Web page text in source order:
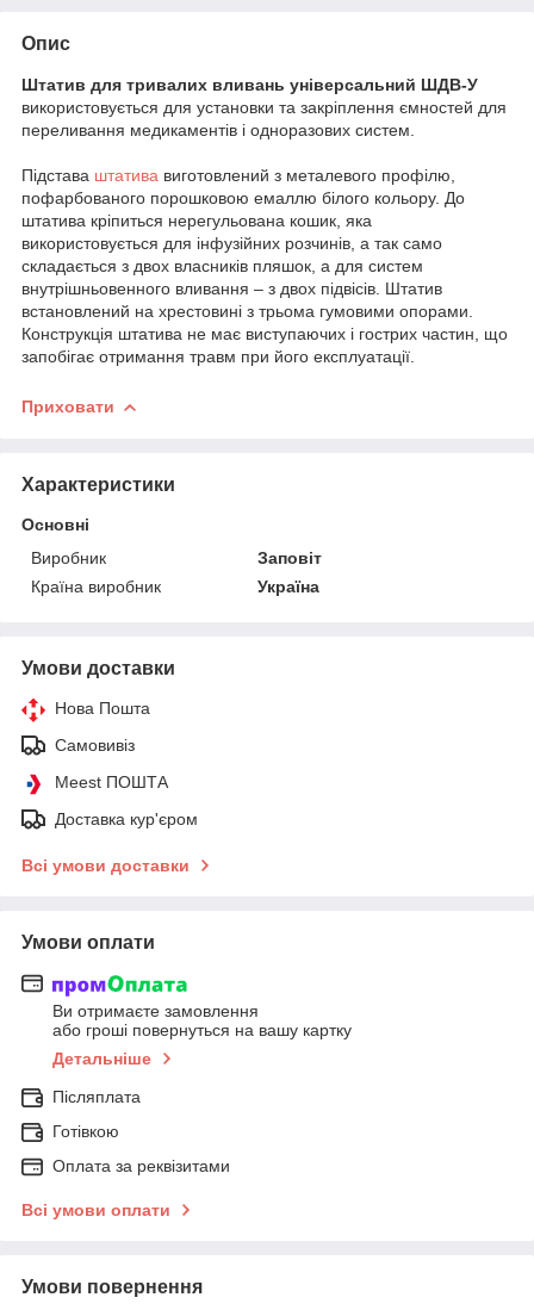
Опис
Штатив для тривалих вливань універсальний ШДВ-У
використовується для установки та закріплення ємностей для
переливання медикаментів і одноразових систем.
Підстава штатива виготовлений з металевого профілю,
пофарбованого порошковою емаллю білого кольору. До
штатива кріпиться нерегульована кошик, яка
використовується для інфузійних розчинів, а так само
складається з двох власників пляшок, а для систем
внутрішньовенного вливання – з двох підвісів. Штатив
встановлений на хрестовині з трьома гумовими опорами.
Конструкція штатива не має виступаючих і гострих частин, що
запобігає отримання травм при його експлуатації.
Приховати
Характеристики
Основні
Виробник
Заповіт
Країна виробник
Україна
Умови доставки
Нова Пошта
Самовивіз
Meest ПОШТА
Доставка кур'єром
Всі умови доставки
Умови оплати
Ви отримаєте замовлення
або гроші повернуться на вашу картку
Детальніше
Післяплата
Готівкою
Оплата за реквізитами
Всі умови оплати
Умови повернення